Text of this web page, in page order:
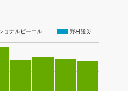
ョナルピーエル…
野村證券